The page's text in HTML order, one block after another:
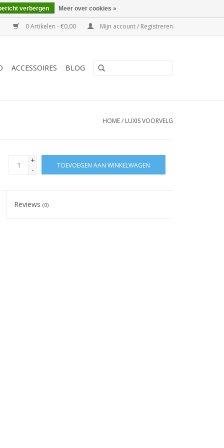
0 Artikelen - €0,00 Mijn account / Registreren
ACCESSOIRES BLOG
HOME/ LUXIS VOORVELG
+
-
TOEVOEGEN AAN WINKELWAGEN
Reviews(0)
verbergen Meer over cookies »